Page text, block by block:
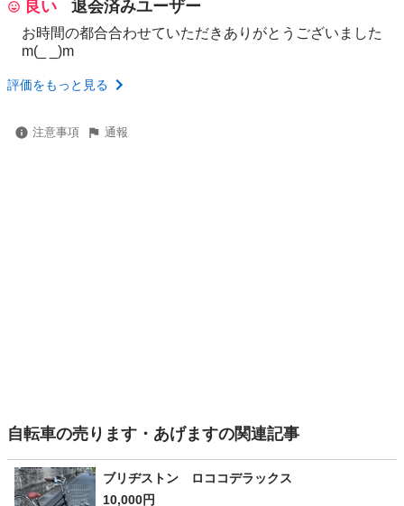
良い
退会済みユーザー
お時間の都合合わせていただきありがとうございました
m(_ _)m
評価をもっと見る
注意事項 通報
自転車の売ります・あげますの関連記事
ブリヂストン ロココデラックス
10,000円